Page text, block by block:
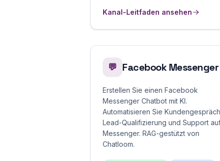
Kanal-Leitfaden ansehen
💬 Facebook Messenger
Erstellen Sie einen Facebook
Messenger Chatbot mit KI.
Automatisieren Sie
Lead-Qualifizierung und Support
Messenger. RAG-gestützt von
Chatloom.